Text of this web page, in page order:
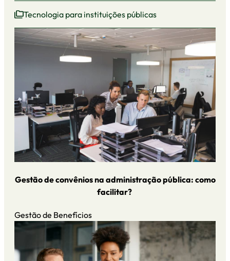
Tecnologia para instituições públicas
Gestão de convênios na administração pública: como
facilitar?
Gestão de Benefícios